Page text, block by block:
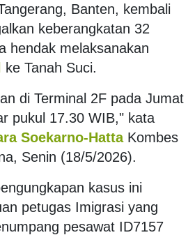
Banten, kembali
keberangkatan 32
hendak melaksanakan
ke Tanah Suci.
di Terminal 2F pada Jumat
pukul 17.30 WIB," kata
Soekarno-Hatta Kombes
Senin (18/5/2026).
kasus ini
petugas Imigrasi yang
pesawat ID7157